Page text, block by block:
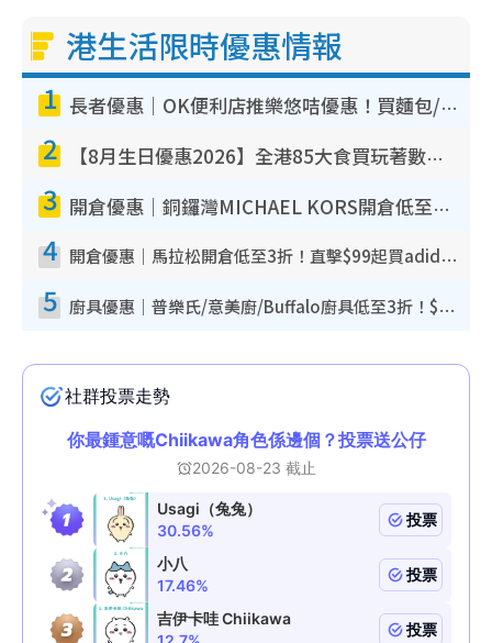
港生活限時優惠情報
1 長者優惠｜OK便利店推樂悠咭優惠！買麵包/牛奶/保健品拍卡即減
2 【8月生日優惠2026】全港85大食買玩著數攻略 自助餐/火鍋放題同行免費＋誠品/DONKI送現金券
3 開倉優惠｜銅鑼灣MICHAEL KORS開倉低至17折！直擊$500起買手袋/銀包/鞋款 必買經典Jet Set系列
4 開倉優惠｜馬拉松開倉低至3折！直擊$99起買adidas／New Balance／Puma鞋款 STANLEY保溫杯劈價至$119起
5 廚具優惠｜普樂氏/意美廚/Buffalo廚具低至3折！$89起買煎鍋／炒鑊／個人鍋 同場小家電激減至$99起